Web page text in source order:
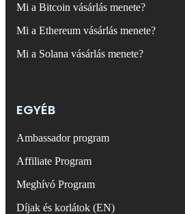
Mi a Bitcoin vásárlás menete?
Mi a Ethereum vásárlás menete?
Mi a Solana vásárlás menete?
EGYÉB
Ambassador program
Affiliate Program
Meghívó Program
Díjak és korlátok (EN)